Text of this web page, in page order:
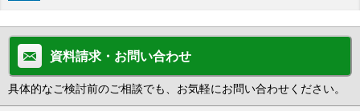
資料請求・お問い合わせ
具体的なご検討前のご相談でも、お気軽にお問い合わせください。